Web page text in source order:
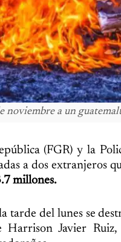
noviembre a un
(FGR) y la
a dos extranjeros
millones.
tarde del lunes se
Harrison Javier